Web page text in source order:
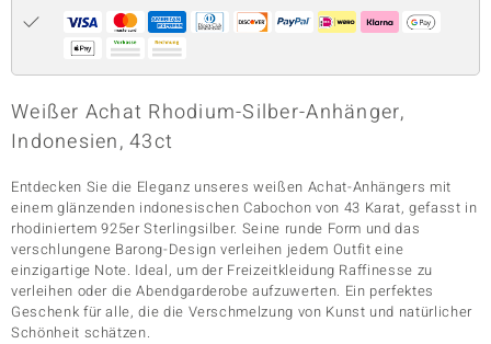
Collection
Classics
Weißer Achat Rhodium-Silber-Anhänger,
Indonesien, 43ct
Entdecken Sie die Eleganz unseres weißen Achat-Anhängers mit
einem glänzenden indonesischen Cabochon von 43 Karat, gefasst in
rhodiniertem 925er Sterlingsilber. Seine runde Form und das
verschlungene Barong-Design verleihen jedem Outfit eine
einzigartige Note. Ideal, um der Freizeitkleidung Raffinesse zu
verleihen oder die Abendgarderobe aufzuwerten. Ein perfektes
Geschenk für alle, die die Verschmelzung von Kunst und natürlicher
Schönheit schätzen.